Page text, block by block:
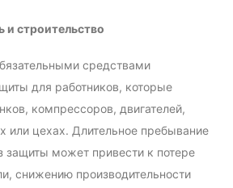
строительство
средствами
для работников, которые
компрессоров, двигателей,
или цехах. Длительное пребывание
защиты может привести к потере
снижению производительности